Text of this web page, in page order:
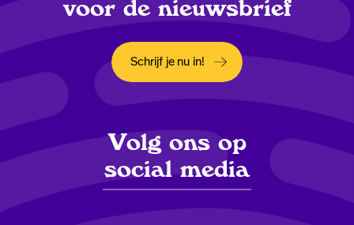
voor de nieuwsbrief
Opent in een nieuw tabblad
Schrijf je nu in!
Volg ons op
social media